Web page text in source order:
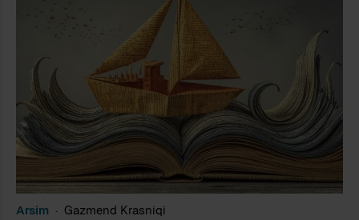
Arsim Gazmend Krasniqi